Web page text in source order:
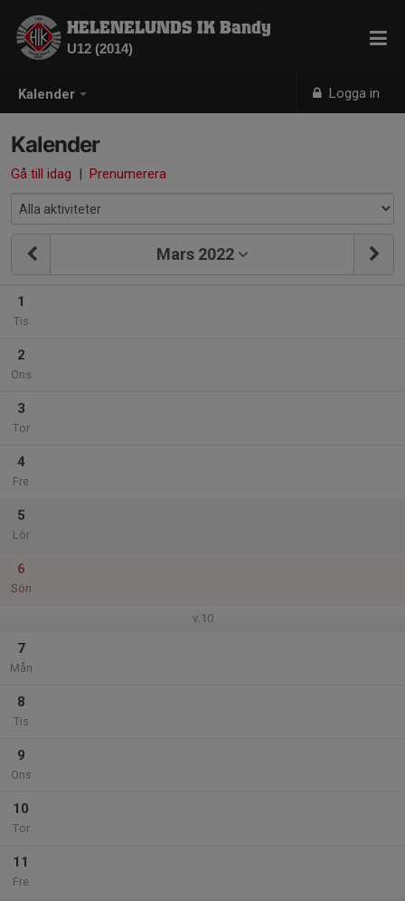
Kalender Logga in
HELENELUNDS IK Bandy
U12 (2014)
Kalender
Gå till idag | Prenumerera
Mars 2022
1
Tis
2
Ons
3
Tor
4
Fre
5
Lör
6
Sön
v.10
7
Mån
8
Tis
9
Ons
10
Tor
11
Fre